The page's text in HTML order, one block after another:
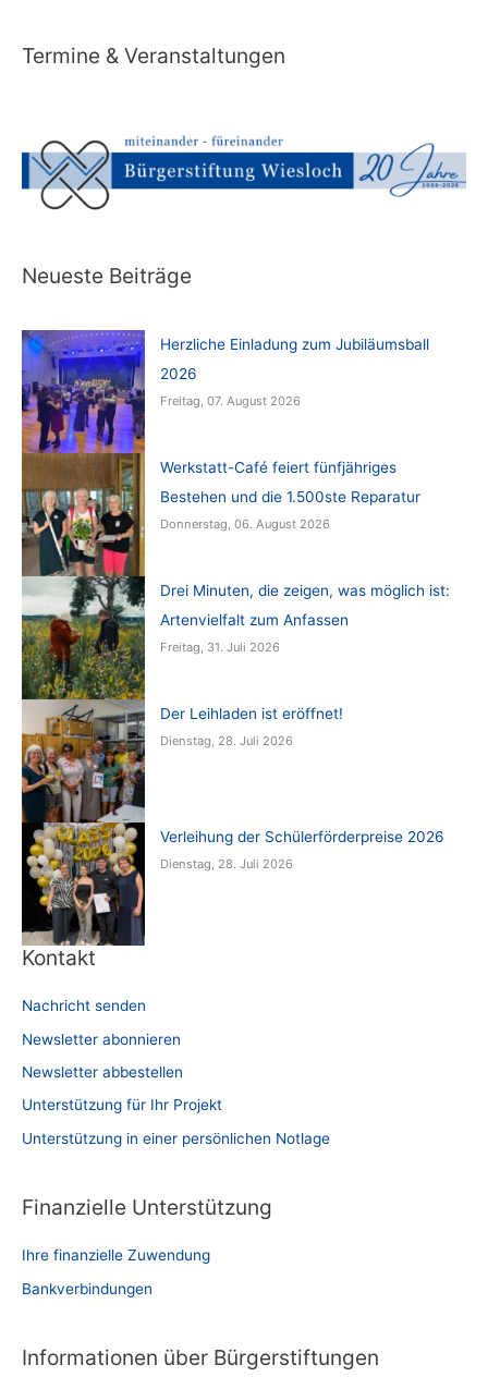
Termine & Veranstaltungen
Neueste Beiträge
Herzliche Einladung zum Jubiläumsball
2026
Freitag, 07. August 2026
Werkstatt-Café feiert fünfjähriges
Bestehen und die 1.500ste Reparatur
Donnerstag, 06. August 2026
Drei Minuten, die zeigen, was möglich ist:
Artenvielfalt zum Anfassen
Freitag, 31. Juli 2026
Der Leihladen ist eröffnet!
Dienstag, 28. Juli 2026
Verleihung der Schülerförderpreise 2026
Dienstag, 28. Juli 2026
Kontakt
Nachricht senden
Newsletter abonnieren
Newsletter abbestellen
Unterstützung für Ihr Projekt
Unterstützung in einer persönlichen Notlage
Finanzielle Unterstützung
Ihre finanzielle Zuwendung
Bankverbindungen
Informationen über Bürgerstiftungen